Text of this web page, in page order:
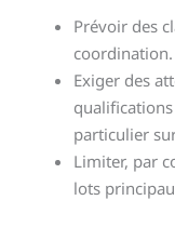
Prévoir des
coordination.
Exiger des
particulier
Limiter, par
lots